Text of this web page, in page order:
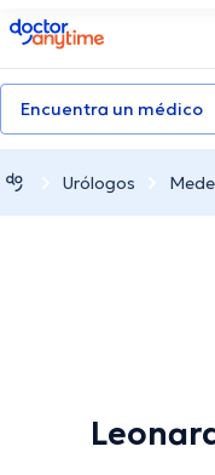
doctoranytime
Encuentra un médico
Urólogos